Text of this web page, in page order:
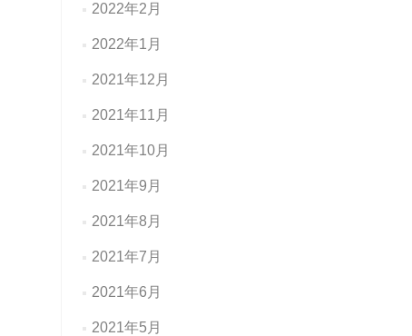
2022年2月
2022年1月
2021年12月
2021年11月
2021年10月
2021年9月
2021年8月
2021年7月
2021年6月
2021年5月